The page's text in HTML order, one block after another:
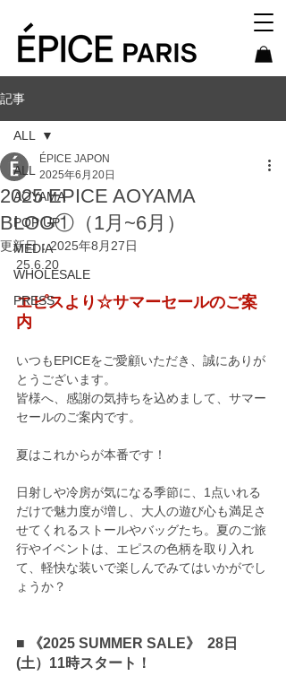
記事
ALL
AOYAMA
POP UP
MEDIA
WHOLESALE
PRESS
ALL
2025 EPICE AOYAMA
BLOG①（1月~6月）
ÉPICE JAPON
2025年6月20日
更新日：2025年8月27日
25.6.20
エピスより☆サマーセールのご案
内
いつもEPICEをご愛顧いただき、誠にありが
とうございます。
皆様へ、感謝の気持ちを込めまして、サマー
セールのご案内です。
夏はこれからが本番です！
日射しや冷房が気になる季節に、1点いれる
だけで魅力度が増し、大人の遊び心も満足さ
せてくれるストールやバッグたち。夏のご旅
行やイベントは、エピスの色柄を取り入れ
て、軽快な装いで楽しんでみてはいかがでし
ょうか？
■ 《2025 SUMMER SALE》  28日
(土）11時スタート！